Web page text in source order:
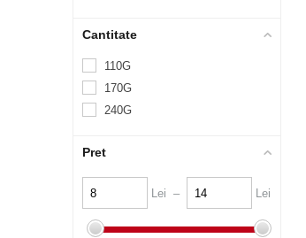
Cantitate
110G
170G
240G
Pret
Lei – Lei